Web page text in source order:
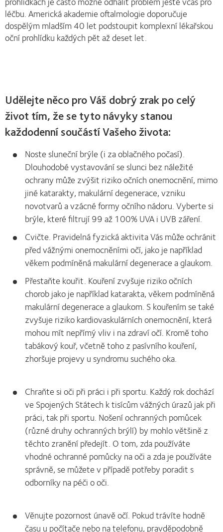
léčbu. Americká akademie oftalmologie doporučuje
dospělým mladším 40 let podstoupit komplexní lékařskou
oční prohlídku každých pět až deset let.
Udělejte něco pro Váš dobrý zrak po celý
život tím, že se tyto návyky stanou
každodenní součástí Vašeho života:
Noste sluneční brýle (i za oblačného počasí).
Dlouhodobé vystavování se slunci bez náležité
ochrany může zvýšit riziko očních onemocnění, mimo
jiné katarakty, makulární degenerace, vzniku
novotvarů a vzácné formy očního nádoru. Vyberte si
brýle, které filtrují 99 až 100% UVA i UVB záření.
Cvičte. Pravidelná fyzická aktivita Vás může ochránit
před vážnými onemocněními očí, jako je například
věkem podmíněná makulární degenerace a glaukom.
Přestaňte kouřit. Kouření zvyšuje riziko očních
chorob jako je například katarakta, věkem podmíněná
makulární degenerace a glaukom. S kouřením se také
zvyšuje riziko kardiovaskulárních onemocnění, která
mohou mít nepřímý vliv i na zdraví očí. Kromě toho
tabákový kouř, včetně toho z pasívního kouření,
zhoršuje projevy u syndromu suchého oka.
Chraňte si oči při práci i při sportu. Každý rok dochází
ve Spojených Státech k tisícům vážných úrazů jak při
práci, tak při sportu. Nošení ochranných pomůcek
(různé druhy ochranných brýlí) by mohlo většině z
těchto zranění předejít. O tom, zda používáte
vhodné ochranné pomůcky na oči a zda je používáte
správně, se můžete v případě potřeby poradit s
odborníky na péči o oči.
Věnujte pozornost únavě očí. Pokud trávíte hodně
času u počítače nebo na telefonu, pravděpodobně